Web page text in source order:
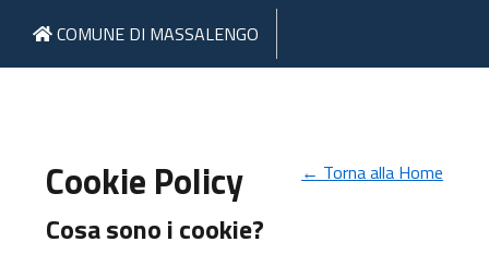
COMUNE DI MASSALENGO
← Torna alla Home
Cookie Policy
Cosa sono i cookie?